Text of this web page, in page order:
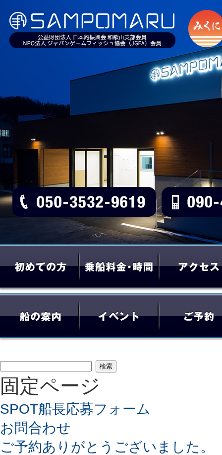
検
索:
固定ページ
SPOT船長応募フォーム
お問合わせ
ご予約ありがとうございました。